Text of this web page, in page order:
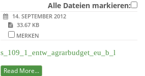
Alle Dateien markieren:
14. SEPTEMBER 2012
33.67 KB
MERKEN
s_109_1_entw_agrarbudget_eu_b_l
Read More...